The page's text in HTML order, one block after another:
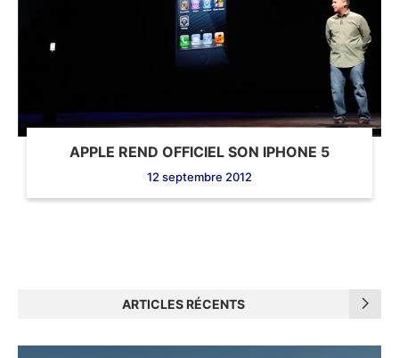
APPLE REND OFFICIEL SON IPHONE 5
12 septembre 2012
ARTICLES RÉCENTS